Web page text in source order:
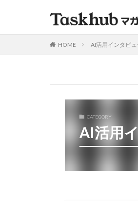
HOME AI活用インタビュ
CATEGORY
AI活用